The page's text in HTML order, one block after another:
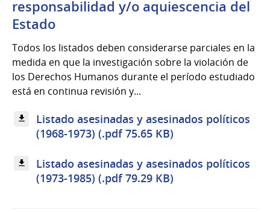
responsabilidad y/o aquiescencia del
Estado
Todos los listados deben considerarse parciales en la
medida en que la investigación sobre la violación de
los Derechos Humanos durante el período estudiado
está en continua revisión y...
Listado asesinadas y asesinados políticos
(1968-1973) (.pdf 75.65 KB)
Listado asesinadas y asesinados políticos
(1973-1985) (.pdf 79.29 KB)